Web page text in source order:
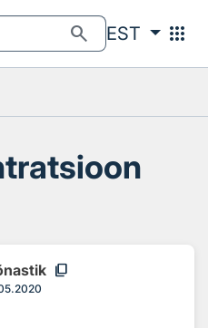
search EST apps
content_copy